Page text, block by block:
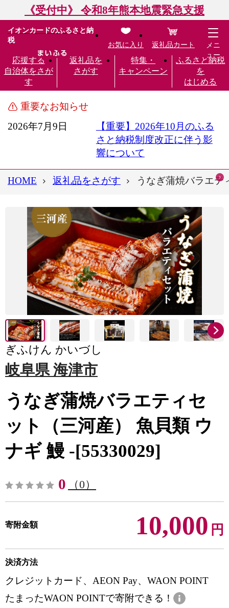
《受付中》 令和8年熊本地震緊急支援
イオンカードのふるさと納
税
応援する
自治体をさが
す
返礼品を
さがす
特集・
キャンペーン
ふるさと納税
を
はじめる
お気に入り 返礼品カート
メニ
ュー
重要なお知らせ
2026年7月9日
【重要】2026年10月のふる
さと納税制度改正に伴う影
響について
HOME 返礼品をさがす うなぎ蒲焼バラエテ
ぎふけん かいづし
岐阜県 海津市
うなぎ蒲焼バラエティセ
ット（三河産） 魚貝類 ウ
ナギ 鰻 -[55330029]
0 （0）
寄附金額 10,000 円
決済方法
クレジットカード、AEON Pay、WAON POINT
たまったWAON POINTで寄附できる！